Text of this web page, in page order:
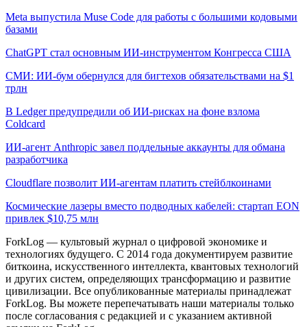
Meta выпустила Muse Code для работы с большими кодовыми
базами
ChatGPT стал основным ИИ-инструментом Конгресса США
СМИ: ИИ-бум обернулся для бигтехов обязательствами на $1
трлн
В Ledger предупредили об ИИ-рисках на фоне взлома
Coldcard
ИИ-агент Anthropic завел поддельные аккаунты для обмана
разработчика
Cloudflare позволит ИИ-агентам платить стейблкоинами
Космические лазеры вместо подводных кабелей: стартап EON
привлек $10,75 млн
ForkLog — культовый журнал о цифровой экономике и
технологиях будущего. С 2014 года документируем развитие
биткоина, искусственного интеллекта, квантовых технологий
и других систем, определяющих трансформацию и развитие
цивилизации. Все опубликованные материалы принадлежат
ForkLog. Вы можете перепечатывать наши материалы только
после согласования с редакцией и с указанием активной